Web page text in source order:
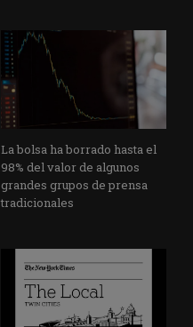
La bolsa ha borrado hasta el
98% del valor de algunos
grandes grupos de prensa
tradicionales